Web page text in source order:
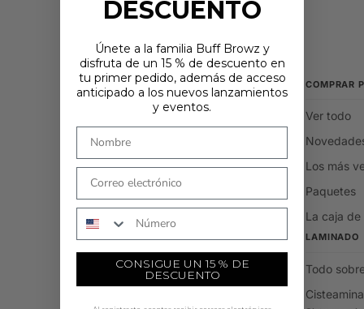
COMPRAR
Ver todo
Los más
Paquetes
La caja
LAMINADO
Todo
Cisteamina
¿ESTÁS EN EL LUGAR CORRECTO?
Parece que estás en
. Elige dónde te gustaría comprar: los precios y
las opciones de envío se actualizarán en función de tu elección.
COMPRAR AHORA
DESCUENTO
Únete a la familia Buff Browz y
disfruta de un 15 % de descuento en
tu primer pedido, además de acceso
anticipado a los nuevos lanzamientos
y eventos.
CONSIGUE UN 15 % DE
DESCUENTO